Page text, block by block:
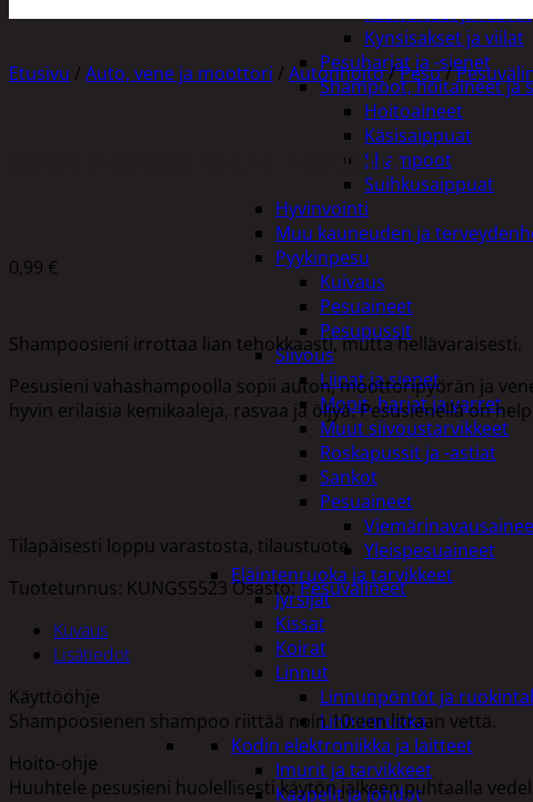
Käsivoiteet ja rasvat
Kynsisakset ja viilat
Pesuharjat ja -sienet
Shampoot, hoitaineet ja
Hoitoaineet
Käsisaippuat
Shampoot
Suihkusaippuat
Hyvinvointi
Muu kauneuden ja
Pyykinpesu
Kuivaus
Pesuaineet
Pesupussit
Siivous
Liinat ja sienet
Mopit, harjat ja varret
Muut siivoustarvikkeet
Roskapussit ja -astiat
Sankot
Pesuaineet
Yleispesuaineet
Eläintenruoka ja tarvikkeet
Jyrsijät
Kissat
Koirat
Linnut
Linnunpöntöt ja
Linnunruoka
Kodin elektroniikka ja laitteet
Imurit ja tarvikkeet
Kaapelit ja johdot
Etusivu / Auto, vene ja moottori / Autonhoito/Pesu/
KUNGS PESUSIENI VAHASHAMPOOLLA
0,99 €
Shampoosieni irrottaa lian tehokkaasti, mutta hellävaraisesti.
Pesusieni vahashampoolla sopii auton, moottoripyörän ja
hyvin erilaisia kemikaaleja, rasvaa ja öljyä. Pesusienellä on
Tilapäisesti loppu varastosta, tilaustuote.
Tuotetunnus: KUNGS5523 Osasto:Pesuvälineet
Kuvaus
Lisätiedot
Käyttöohje
Shampoosienen shampoo riittää noin 10:een litraan vettä.
Hoito-ohje
Huuhtele pesusieni huolellisesti käytön jälkeen puhtaalla